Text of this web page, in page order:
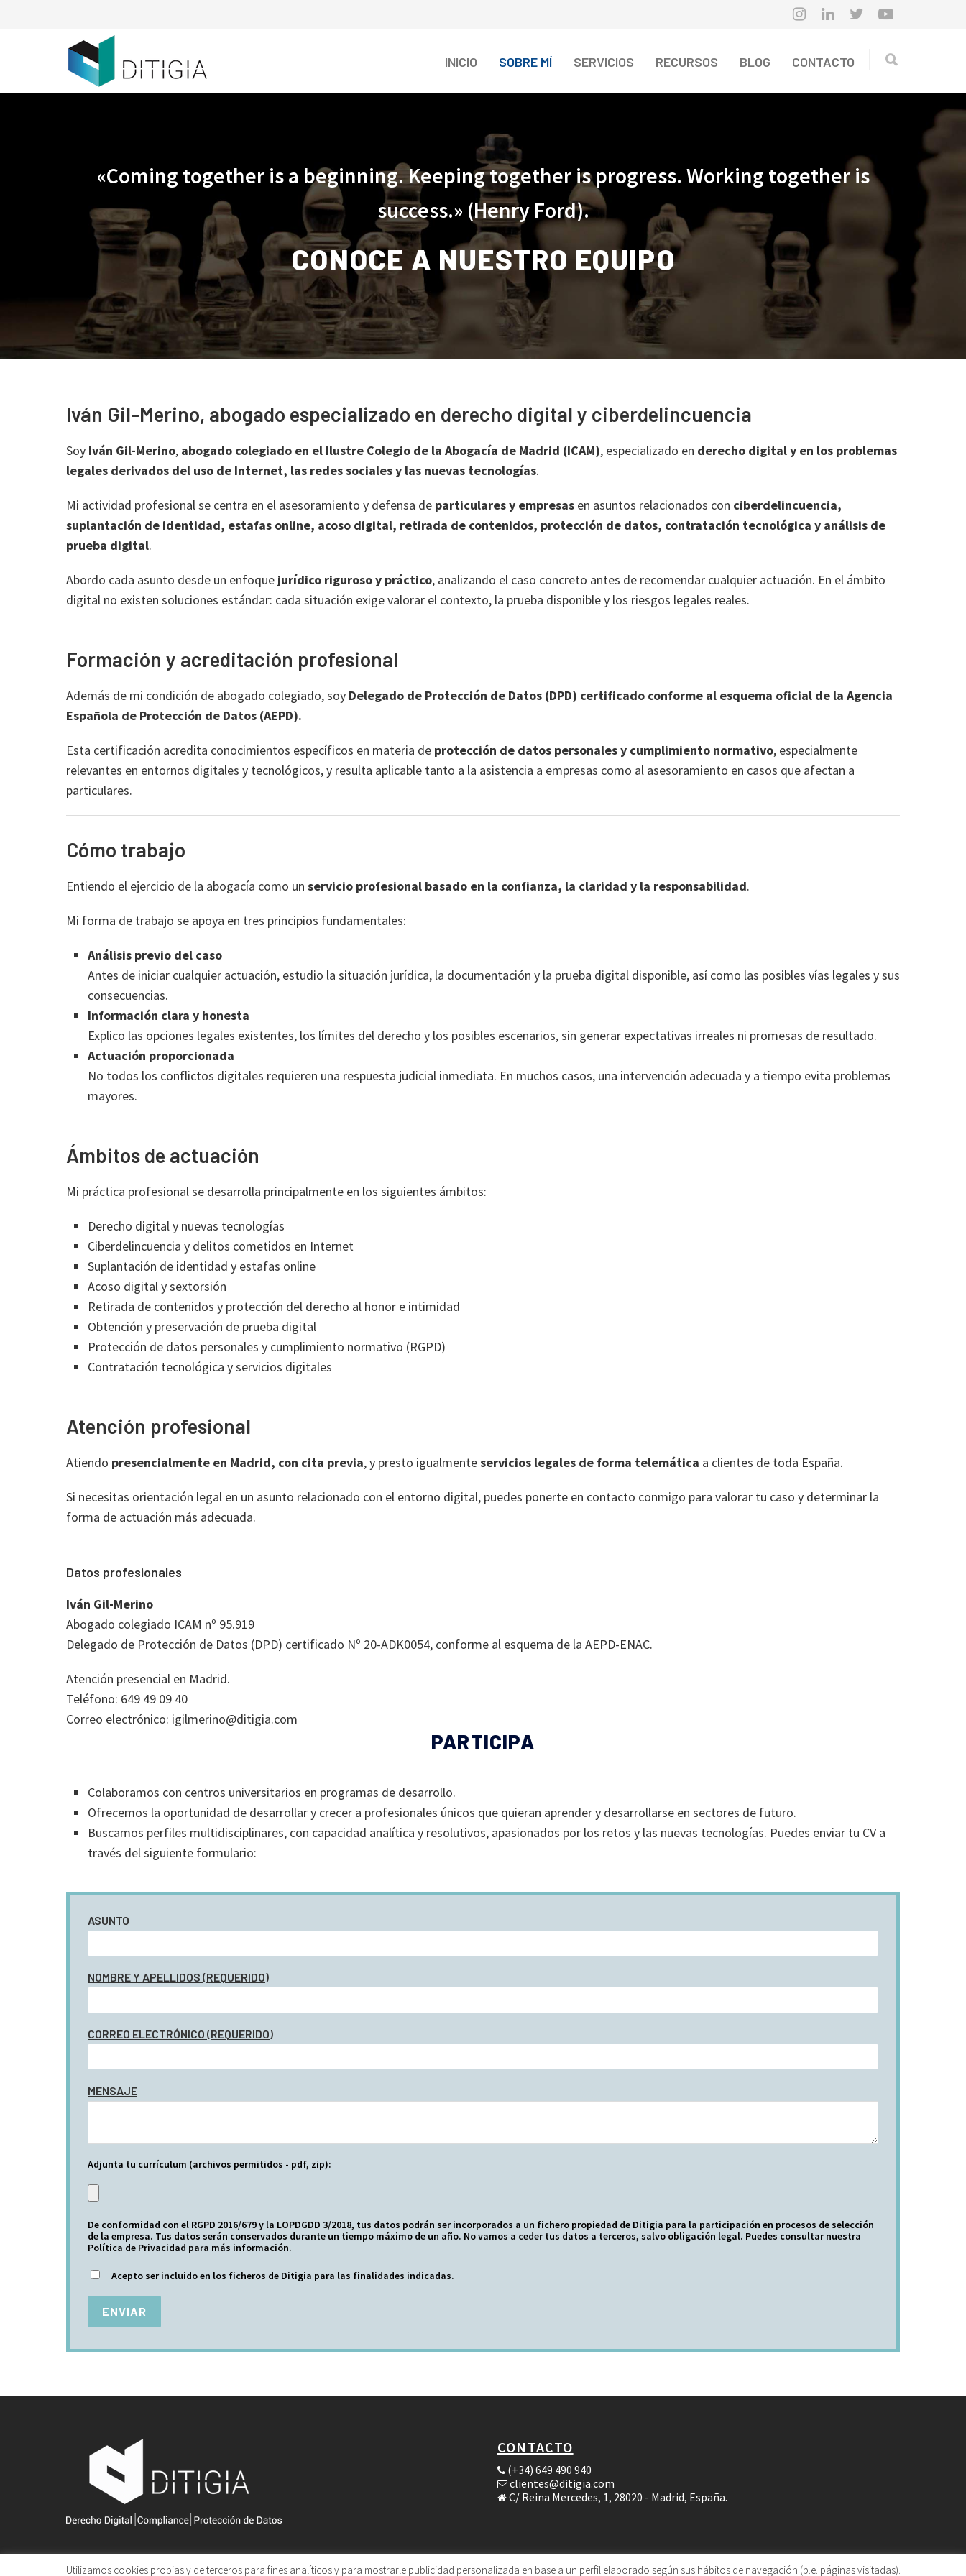
INICIO SOBRE MÍ SERVICIOS RECURSOS BLOG CONTACTO
«Coming together is a beginning. Keeping together is progress. Working together is
success.» (Henry Ford).
CONOCE A NUESTRO EQUIPO
Iván Gil-Merino, abogado especializado en derecho digital y ciberdelincuencia
Soy Iván Gil-Merino, abogado colegiado en el Ilustre Colegio de la Abogacía de Madrid (ICAM), especializado en derecho digital y en los problemas
legales derivados del uso de Internet, las redes sociales y las nuevas tecnologías.
Mi actividad profesional se centra en el asesoramiento y defensa de particulares y empresas en asuntos relacionados con ciberdelincuencia,
suplantación de identidad, estafas online, acoso digital, retirada de contenidos, protección de datos, contratación tecnológica y análisis de
prueba digital.
Abordo cada asunto desde un enfoque jurídico riguroso y práctico, analizando el caso concreto antes de recomendar cualquier actuación. En el ámbito
digital no existen soluciones estándar: cada situación exige valorar el contexto, la prueba disponible y los riesgos legales reales.
Formación y acreditación profesional
Además de mi condición de abogado colegiado, soy Delegado de Protección de Datos (DPD) certificado conforme al esquema oficial de la Agencia
Española de Protección de Datos (AEPD).
Esta certificación acredita conocimientos específicos en materia de protección de datos personales y cumplimiento normativo, especialmente
relevantes en entornos digitales y tecnológicos, y resulta aplicable tanto a la asistencia a empresas como al asesoramiento en casos que afectan a
particulares.
Cómo trabajo
Entiendo el ejercicio de la abogacía como un servicio profesional basado en la confianza, la claridad y la responsabilidad.
Mi forma de trabajo se apoya en tres principios fundamentales:
Análisis previo del caso
Antes de iniciar cualquier actuación, estudio la situación jurídica, la documentación y la prueba digital disponible, así como las posibles vías legales y sus
consecuencias.
Información clara y honesta
Explico las opciones legales existentes, los límites del derecho y los posibles escenarios, sin generar expectativas irreales ni promesas de resultado.
Actuación proporcionada
No todos los conflictos digitales requieren una respuesta judicial inmediata. En muchos casos, una intervención adecuada y a tiempo evita problemas
mayores.
Ámbitos de actuación
Mi práctica profesional se desarrolla principalmente en los siguientes ámbitos:
Derecho digital y nuevas tecnologías
Ciberdelincuencia y delitos cometidos en Internet
Suplantación de identidad y estafas online
Acoso digital y sextorsión
Retirada de contenidos y protección del derecho al honor e intimidad
Obtención y preservación de prueba digital
Protección de datos personales y cumplimiento normativo (RGPD)
Contratación tecnológica y servicios digitales
Atención profesional
Atiendo presencialmente en Madrid, con cita previa, y presto igualmenteservicios legales de forma telemática a clientes de toda España.
Si necesitas orientación legal en un asunto relacionado con el entorno digital, puedes ponerte en contacto conmigo para valorar tu caso y determinar la
forma de actuación más adecuada.
Datos profesionales
Iván Gil-Merino
Abogado colegiado ICAM nº 95.919
Delegado de Protección de Datos (DPD) certificado Nº 20-ADK0054, conforme al esquema de la AEPD-ENAC.
Atención presencial en Madrid.
Teléfono: 649 49 09 40
Correo electrónico: igilmerino@ditigia.com
PARTICIPA
Colaboramos con centros universitarios en programas de desarrollo.
Ofrecemos la oportunidad de desarrollar y crecer a profesionales únicos que quieran aprender y desarrollarse en sectores de futuro.
Buscamos perfiles multidisciplinares, con capacidad analítica y resolutivos, apasionados por los retos y las nuevas tecnologías. Puedes enviar tu CV a
través del siguiente formulario:
ASUNTO
NOMBRE Y APELLIDOS (REQUERIDO)
CORREO ELECTRÓNICO (REQUERIDO)
MENSAJE
Adjunta tu currículum (archivos permitidos - pdf, zip):
De conformidad con el RGPD 2016/679 y la LOPDGDD 3/2018, tus datos podrán ser incorporados a un fichero propiedad de Ditigia para la participación en procesos de selección
de la empresa. Tus datos serán conservados durante un tiempo máximo de un año. No vamos a ceder tus datos a terceros, salvo obligación legal. Puedes consultar nuestra
Política de Privacidad para más información.
Acepto ser incluido en los ficheros de Ditigia para las finalidades indicadas.
CONTACTO
(+34) 649 490 940
clientes@ditigia.com
C/ Reina Mercedes, 1, 28020 - Madrid, España.
Utilizamos cookies propias y de terceros para fines analíticos y para mostrarle publicidad personalizada en base a un perfil elaborado según sus hábitos de navegación (p.e. páginas visitadas).